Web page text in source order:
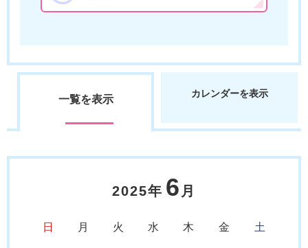
一覧を表示 カレンダーを表示
2025年 6 月
日 月 火 水 木 金 土